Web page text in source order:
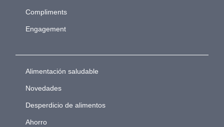
Compliments
Engagement
Alimentación saludable
Novedades
Desperdicio de alimentos
Ahorro